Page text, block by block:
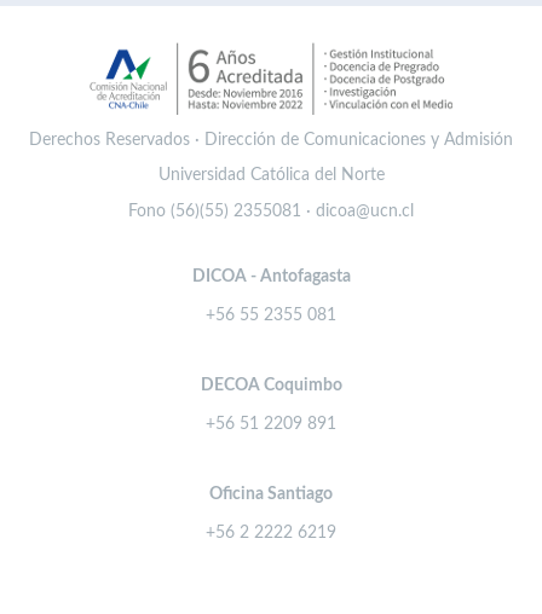
Derechos Reservados · Dirección de Comunicaciones y Admisión
Universidad Católica del Norte
Fono (56)(55) 2355081 · dicoa@ucn.cl
DICOA - Antofagasta
+56 55 2355 081
DECOA Coquimbo
+56 51 2209 891
Oficina Santiago
+56 2 2222 6219